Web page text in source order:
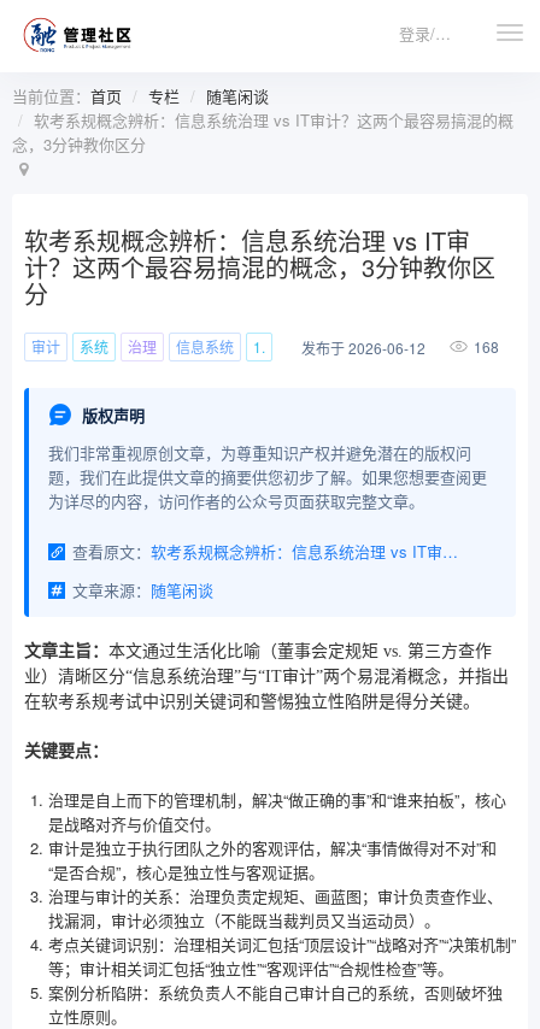
登录/注册
当前位置： 首页 专栏
随笔闲谈
软考系规概念辨析：信息系统治理 vs IT审计？这两个最容易搞混的概
念，3分钟教你区分
软考系规概念辨析：信息系统治理 vs IT审
计？这两个最容易搞混的概念，3分钟教你区
分
审计 系统 治理 信息系统 1. 发布于 2026-06-12 168
版权声明
我们非常重视原创文章，为尊重知识产权并避免潜在的版权问
题，我们在此提供文章的摘要供您初步了解。如果您想要查阅更
为详尽的内容，访问作者的公众号页面获取完整文章。
查看原文：
软考系规概念辨析：信息系统治理 vs IT审计？这两个最容易搞混的概念，3分钟教你区分
文章来源： 随笔闲谈
文章主旨： 本文通过生活化比喻（董事会定规矩 vs. 第三方查作
业）清晰区分“信息系统治理”与“IT审计”两个易混淆概念，并指出
在软考系规考试中识别关键词和警惕独立性陷阱是得分关键。
关键要点：
治理是自上而下的管理机制，解决“做正确的事”和“谁来拍板”，核心
是战略对齐与价值交付。
审计是独立于执行团队之外的客观评估，解决“事情做得对不对”和
“是否合规”，核心是独立性与客观证据。
治理与审计的关系：治理负责定规矩、画蓝图；审计负责查作业、
找漏洞，审计必须独立（不能既当裁判员又当运动员）。
考点关键词识别：治理相关词汇包括“顶层设计”“战略对齐”“决策机制”
等；审计相关词汇包括“独立性”“客观评估”“合规性检查”等。
案例分析陷阱：系统负责人不能自己审计自己的系统，否则破坏独
立性原则。